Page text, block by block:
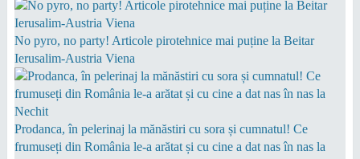
No pyro, no party! Articole pirotehnice mai puține la Beitar
Ierusalim-Austria Viena
Prodanca, în pelerinaj la mănăstiri cu sora și cumnatul! Ce
frumuseți din România le-a arătat și cu cine a dat nas în nas la